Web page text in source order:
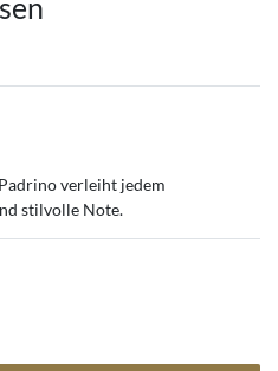
verleiht jedem
stilvolle Note.